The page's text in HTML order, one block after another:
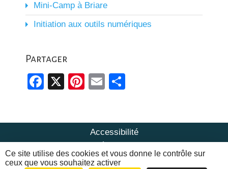
Mini-Camp à Briare
Initiation aux outils numériques
Partager
Facebook
X Pinterest
Email
Accessibilité
Mentions Légales & Politique de
confidentialité
Ce site utilise des cookies et vous donne le contrôle sur
ceux que vous souhaitez activer